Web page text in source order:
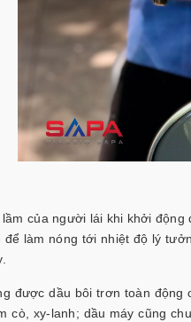
của người lái khi khởi
làm nóng tới nhiệt độ lý
được dầu bôi trơn toàn
cò, xy-lanh; dầu máy cũng